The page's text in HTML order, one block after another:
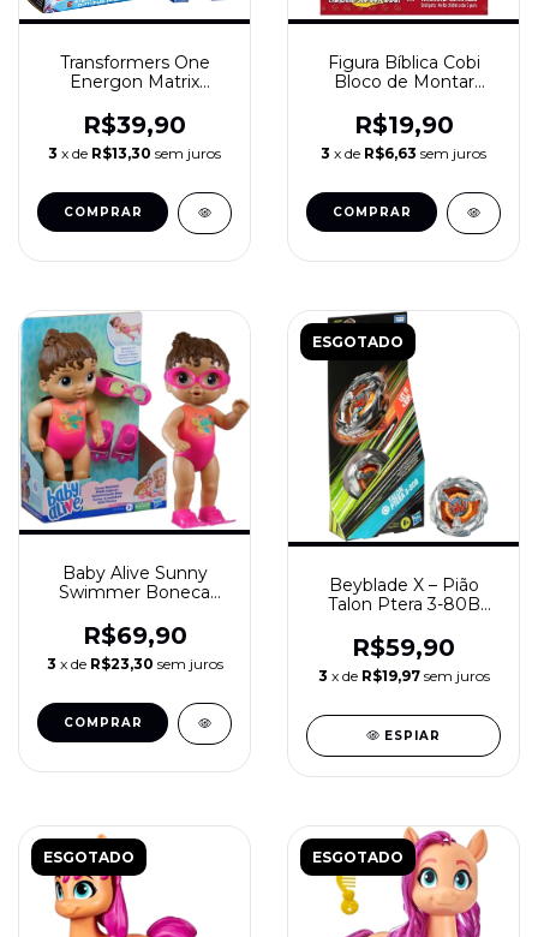
Transformers One
Energon Matrix
cm (F9495) Boneco de
Ação Hasbro
R$39,90
3 x de R$13,30 sem juros
Figura Bíblica Cobi
Bloco de Montar
Compatível LEGO
R$19,90
3 x de R$6,63 sem juros
Baby Alive Sunny
Swimmer Boneca
óculos e nadadeiras
Hasbro
R$69,90
3 x de R$23,30 sem juros
ESGOTADO
Beyblade X – Pião
Talon Ptera 3-80B
R$59,90
3 x de R$19,97 sem juros
ESPIAR
ESGOTADO ESGOTADO